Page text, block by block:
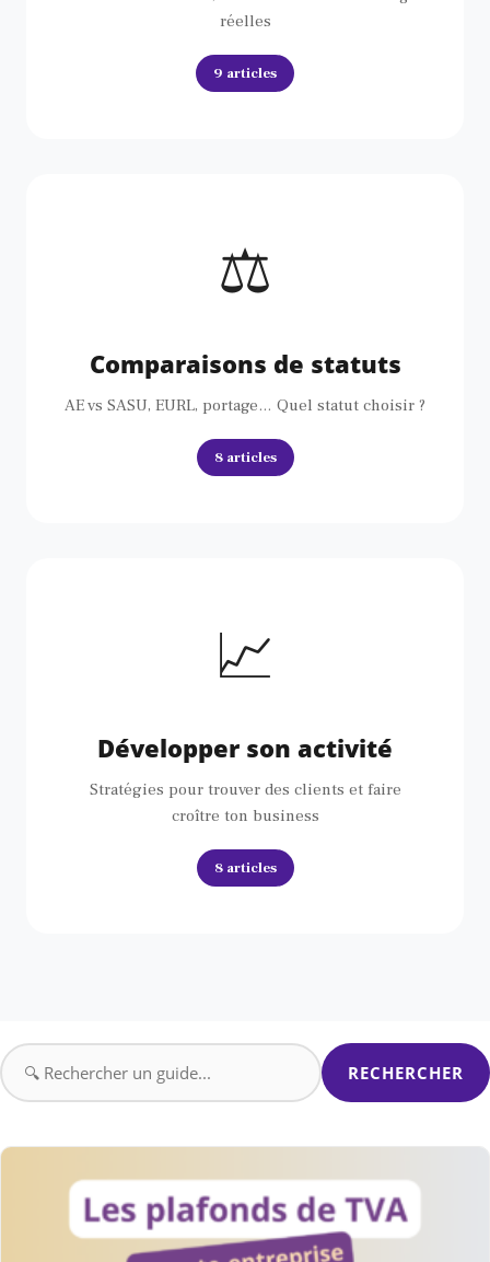
réelles
9 articles
⚖️
Comparaisons de statuts
AE vs SASU, EURL, portage… Quel statut choisir ?
8 articles
📈
Développer son activité
Stratégies pour trouver des clients et faire
croître ton business
8 articles
RECHERCHER